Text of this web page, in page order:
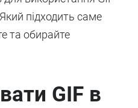
підходить саме
та обирайте
GIF в